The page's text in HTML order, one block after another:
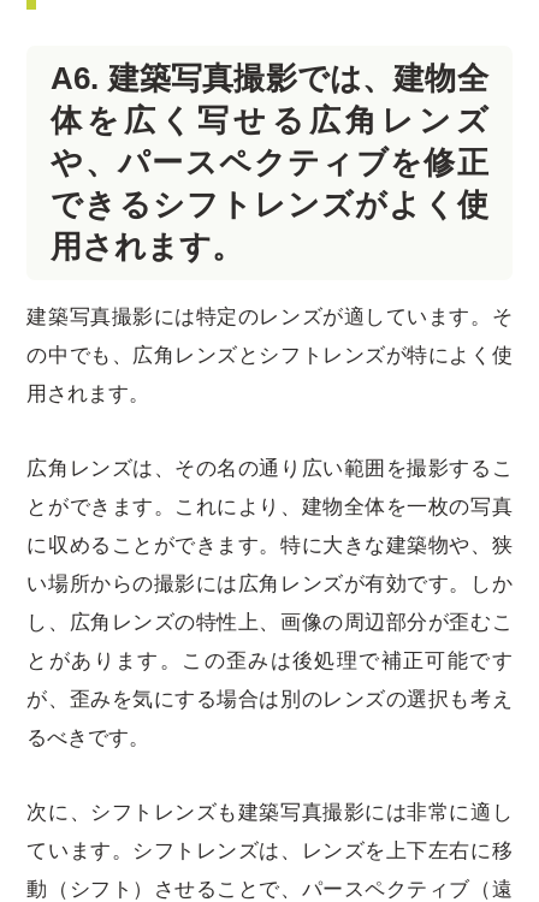
A6. 建築写真撮影では、建物全
体を広く写せる広角レンズ
や、パースペクティブを修正
できるシフトレンズがよく使
用されます。
建築写真撮影には特定のレンズが適しています。そ
の中でも、広角レンズとシフトレンズが特によく使
用されます。
広角レンズは、その名の通り広い範囲を撮影するこ
とができます。これにより、建物全体を一枚の写真
に収めることができます。特に大きな建築物や、狭
い場所からの撮影には広角レンズが有効です。しか
し、広角レンズの特性上、画像の周辺部分が歪むこ
とがあります。この歪みは後処理で補正可能です
が、歪みを気にする場合は別のレンズの選択も考え
るべきです。
次に、シフトレンズも建築写真撮影には非常に適し
ています。シフトレンズは、レンズを上下左右に移
動（シフト）させることで、パースペクティブ（遠